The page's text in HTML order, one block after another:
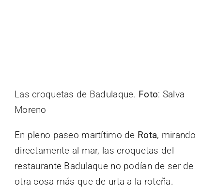
Las croquetas de Badulaque. Foto: Salva
Moreno
En pleno paseo martítimo de Rota, mirando
directamente al mar, las croquetas del
restaurante Badulaque no podían de ser de
otra cosa más que de urta a la roteña.